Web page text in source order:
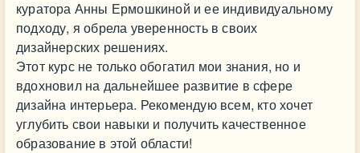
куратора Анны Ермошкиной и ее индивидуальному
подходу, я обрела уверенность в своих
дизайнерских решениях.
Этот курс не только обогатил мои знания, но и
вдохновил на дальнейшее развитие в сфере
дизайна интерьера. Рекомендую всем, кто хочет
углубить свои навыки и получить качественное
образование в этой области!